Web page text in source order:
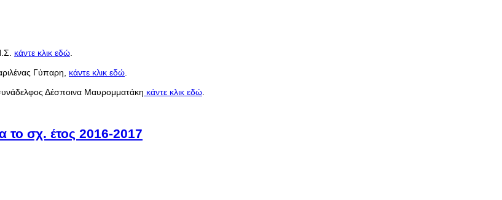
κάντε κλικ εδώ.
Γύπαρη, κάντε κλικ εδώ.
Δέσποινα Μαυρομματάκη κάντε κλικ εδώ.
το σχ. έτος 2016-2017